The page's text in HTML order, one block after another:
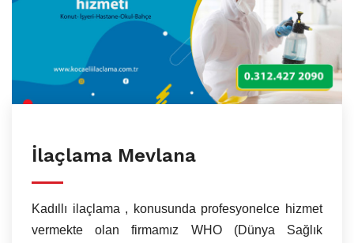
İlaçlama Mevlana
Kadıllı ilaçlama , konusunda profesyonelce hizmet
vermekte olan firmamız WHO (Dünya Sağlık